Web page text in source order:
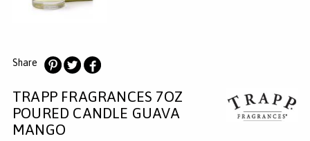
Share
op
Pinterest
op
Twitter
op
Facebook
TRAPP FRAGRANCES 7OZ
POURED CANDLE GUAVA
MANGO